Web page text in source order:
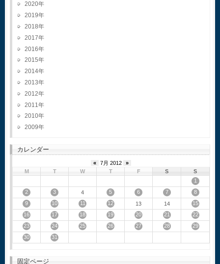
2020
2019
2018
2017
2016
2015
2014
2013
2012
2011
2010
2009
カレンダー
« 7月 2012
»
M
T W T F S
S
1
2
3 4 5 6 7
8
9
10 11 12 13 14
15
16
17 18 19 20 21
22
23
24 25 26 27 28
29
30
31
固定ページ